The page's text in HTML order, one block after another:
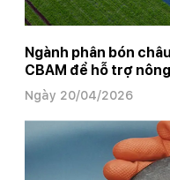
Ngành phân bón
CBAM để hỗ trợ
Ngày 20/04/2026